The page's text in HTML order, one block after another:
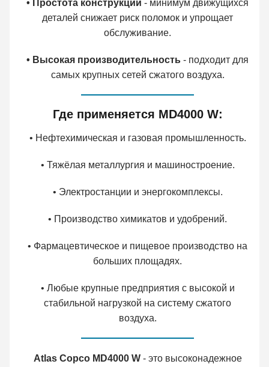
• Простота конструкции - минимум движущихся
деталей снижает риск поломок и упрощает
обслуживание.
• Высокая производительность - подходит для
самых крупных сетей сжатого воздуха.
Где применяется MD4000 W:
• Нефтехимическая и газовая промышленность.
• Тяжёлая металлургия и машиностроение.
• Электростанции и энергокомплексы.
• Производство химикатов и удобрений.
• Фармацевтическое и пищевое производство на
больших площадях.
• Любые крупные предприятия с высокой и
стабильной нагрузкой на систему сжатого
воздуха.
Atlas Copco MD4000 W - это высоконадежное